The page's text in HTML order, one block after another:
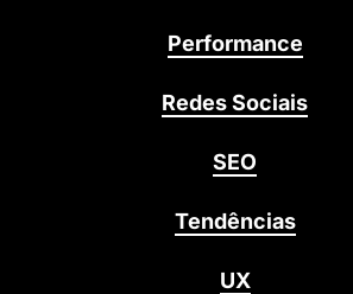
Performance
Redes Sociais
SEO
Tendências
UX